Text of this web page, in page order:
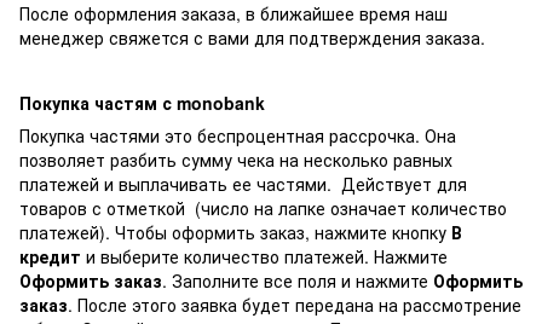
После оформления заказа, в ближайшее время наш
менеджер свяжется с вами для подтверждения заказа.
Покупка частям с monobank
Покупка частями это беспроцентная рассрочка. Она
позволяет разбить сумму чека на несколько равных
платежей и выплачивать ее частями. Действует для
товаров с отметкой (число на лапке означает количество
платежей). Чтобы оформить заказ, нажмите кнопку В
кредит и выберите количество платежей. Нажмите
Оформить заказ. Заполните все поля и нажмите Оформить
заказ. После этого заявка будет передана на рассмотрение